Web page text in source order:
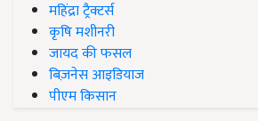
महिंद्रा ट्रैक्टर्स
कृषि मशीनरी
जायद की फसल
बिज़नेस आइडियाज
पीएम किसान